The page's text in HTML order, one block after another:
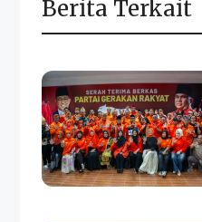
Berita Terkait